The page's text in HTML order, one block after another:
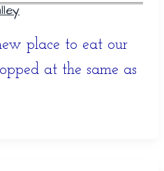
place to eat our
at the same as